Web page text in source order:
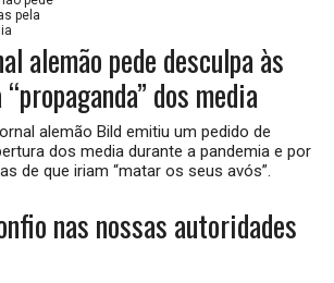
alemão pede desculpa às
dos media
alemão Bild emitiu um pedido de
dos media durante a pandemia e por
de que iriam “matar os seus avós”.
nas nossas autoridades